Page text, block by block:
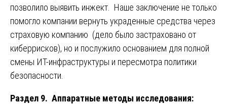
позволило выявить инжект. Наше заключение не только
помогло компании вернуть украденные средства через
страховую компанию (дело было застраховано от
киберрисков), но и послужило основанием для полной
смены ИТ-инфраструктуры и пересмотра политики
безопасности.
Раздел 9. Аппаратные методы исследования: